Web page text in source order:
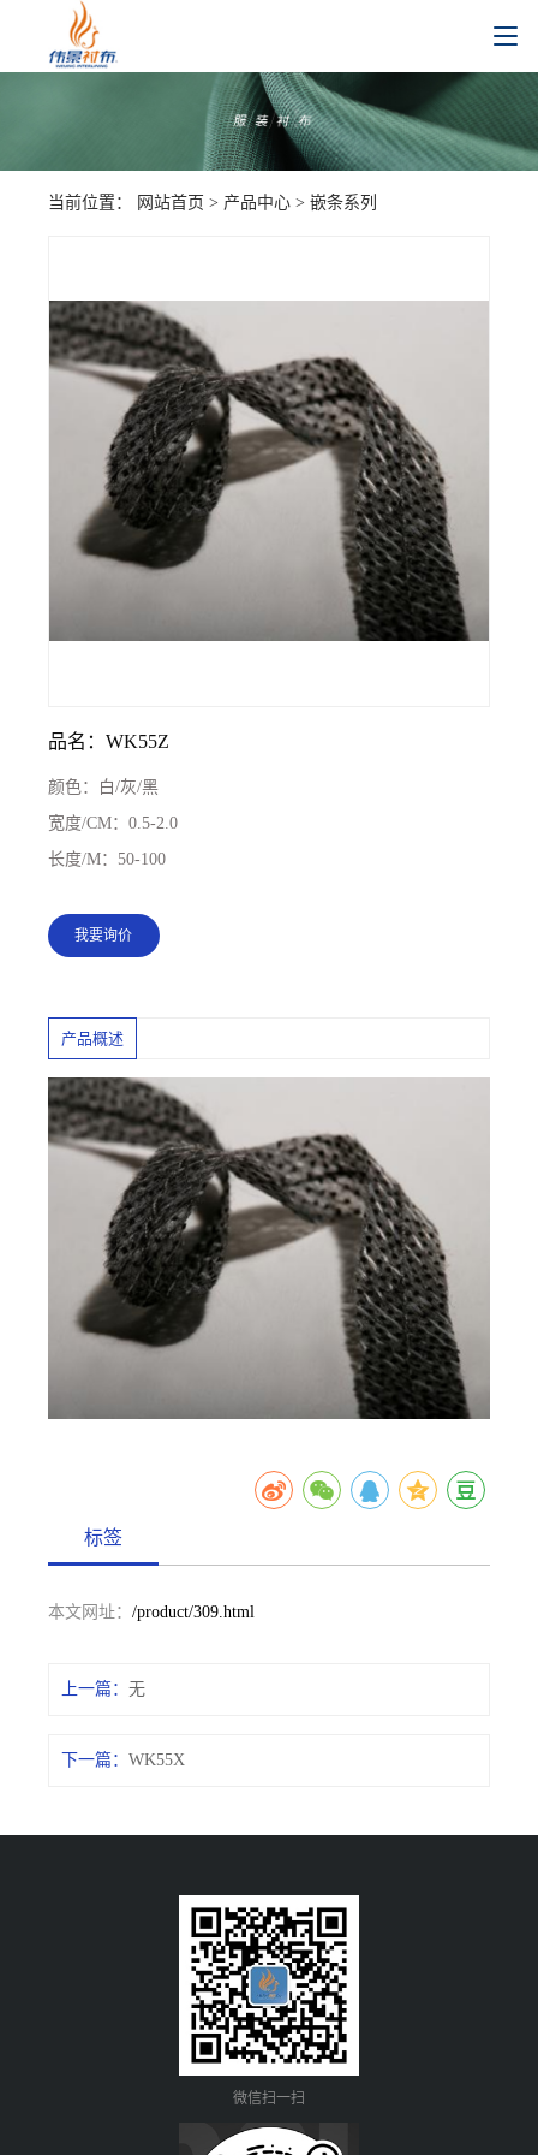
当前位置： 网站首页 > 产品中心> 嵌条系列
品名：WK55Z
颜色：
白/灰/黑
宽度/CM： 0.5-2.0
长度/M： 50-100
我要询价
产品概述
标签
本文网址： /product/309.html
上一篇： 无
下一篇： WK55X
微信扫一扫